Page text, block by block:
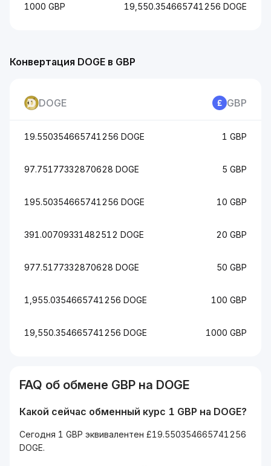
Конвертация DOGE в GBP
DOGE GBP
19.550354665741256 DOGE 1 GBP
97.75177332870628 DOGE 5 GBP
195.50354665741256 DOGE 10 GBP
391.00709331482512 DOGE 20 GBP
977.5177332870628 DOGE 50 GBP
1,955.0354665741256 DOGE 100 GBP
19,550.354665741256 DOGE 1000 GBP
1000 GBP 19,550.354665741256 DOGE
FAQ об обмене GBP на DOGE
Какой сейчас обменный курс 1 GBP на DOGE?
Сегодня 1 GBP эквивалентен £19.550354665741256
DOGE.